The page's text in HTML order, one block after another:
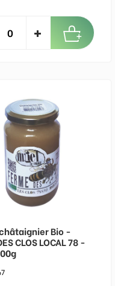
Bio -
CLOS LOCAL 78 -